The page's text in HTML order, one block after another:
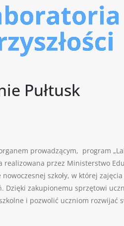
Pułtusk
prowadzącym, program
realizowana przez Ministerstwo
szkoły, w której
zakupionemu sprzętowi
i pozwolić uczniom rozwijać